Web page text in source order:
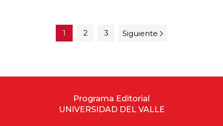
1 2 3 Siguiente
Programa Editorial
UNIVERSIDAD DEL VALLE